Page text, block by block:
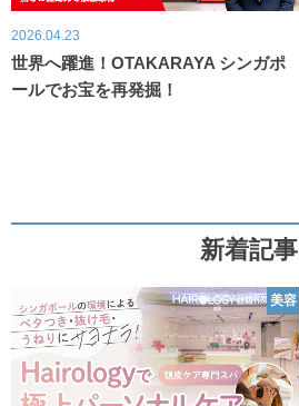
2026.04.23
世界へ躍進！OTAKARAYA シンガポ
ールでお宝を再発掘！
新着記事
美容